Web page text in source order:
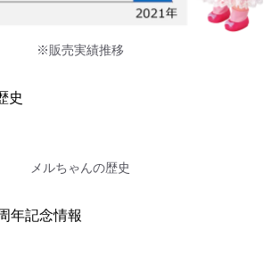
※販売実績推移
史
メルちゃんの歴史
年記念情報